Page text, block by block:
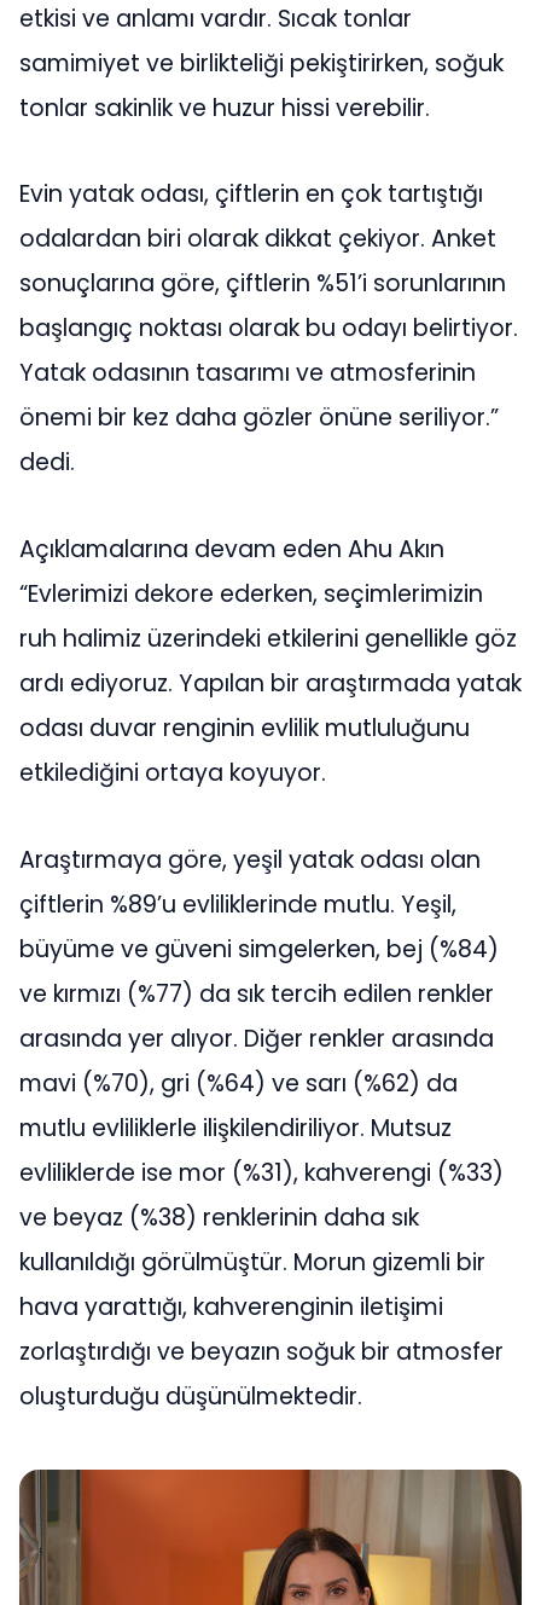
etkisi ve anlamı vardır. Sıcak tonlar
samimiyet ve birlikteliği pekiştirirken, soğuk
tonlar sakinlik ve huzur hissi verebilir.
Evin yatak odası, çiftlerin en çok tartıştığı
odalardan biri olarak dikkat çekiyor. Anket
sonuçlarına göre, çiftlerin %51’i sorunlarının
başlangıç noktası olarak bu odayı belirtiyor.
Yatak odasının tasarımı ve atmosferinin
önemi bir kez daha gözler önüne seriliyor.”
dedi.
Açıklamalarına devam eden Ahu Akın
“Evlerimizi dekore ederken, seçimlerimizin
ruh halimiz üzerindeki etkilerini genellikle göz
ardı ediyoruz. Yapılan bir araştırmada yatak
odası duvar renginin evlilik mutluluğunu
etkilediğini ortaya koyuyor.
Araştırmaya göre, yeşil yatak odası olan
çiftlerin %89’u evliliklerinde mutlu. Yeşil,
büyüme ve güveni simgelerken, bej (%84)
ve kırmızı (%77) da sık tercih edilen renkler
arasında yer alıyor. Diğer renkler arasında
mavi (%70), gri (%64) ve sarı (%62) da
mutlu evliliklerle ilişkilendiriliyor. Mutsuz
evliliklerde ise mor (%31), kahverengi (%33)
ve beyaz (%38) renklerinin daha sık
kullanıldığı görülmüştür. Morun gizemli bir
hava yarattığı, kahverenginin iletişimi
zorlaştırdığı ve beyazın soğuk bir atmosfer
oluşturduğu düşünülmektedir.